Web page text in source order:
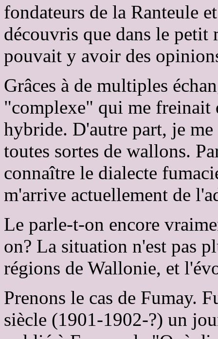
fondateurs de la Ranteule
découvris que dans le
pouvait y avoir des
Grâces à de multiples
"complexe" qui me
hybride. D'autre part, je
toutes sortes de wallons.
connaître le dialecte
m'arrive actuellement de
Le parle-t-on encore
on? La situation n'est pas
régions de Wallonie, et
Prenons le cas de Fumay.
siècle (1901-1902-?) un